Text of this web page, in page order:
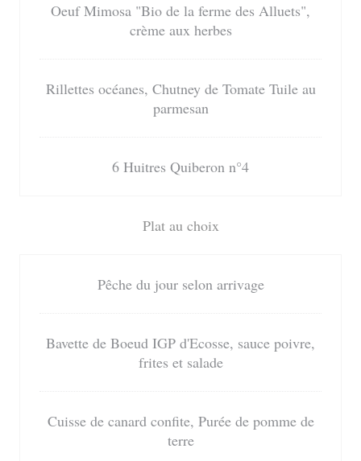
Oeuf Mimosa "Bio de la ferme des Alluets",
crème aux herbes
Rillettes océanes, Chutney de Tomate Tuile au
parmesan
6 Huitres Quiberon n°4
Plat au choix
Pêche du jour selon arrivage
Bavette de Boeud IGP d'Ecosse, sauce poivre,
frites et salade
Cuisse de canard confite, Purée de pomme de
terre